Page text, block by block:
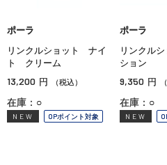
ポーラ
リンクルショット ナイ
ト クリーム
13,200 円 （税込）
在庫：○
NEW OPポイント対象
ポーラ
リンクル
ション
9,350 円
在庫：○
NEW